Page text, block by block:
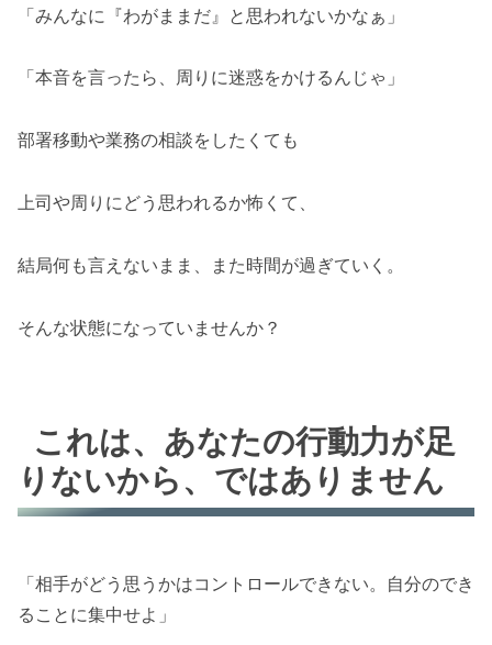
「みんなに『わがままだ』と思われないかなぁ」
「本音を言ったら、周りに迷惑をかけるんじゃ」
部署移動や業務の相談をしたくても
上司や周りにどう思われるか怖くて、
結局何も言えないまま、また時間が過ぎていく。
そんな状態になっていませんか？
これは、あなたの行動力が足
りないから、ではありません
「相手がどう思うかはコントロールできない。自分のでき
ることに集中せよ」